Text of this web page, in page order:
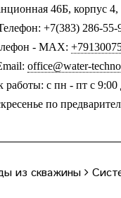
46Б, корпус
+7(383) 286-55-
- MAX:
office@water-
работы: с пн - пт с 9:00
по
из скважины